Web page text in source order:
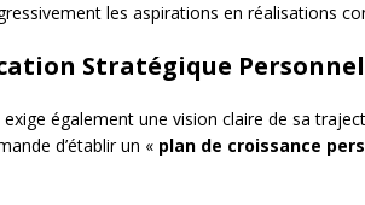
les aspirations en réalisations
Stratégique
exige également une vision claire de sa
d’établir un « plan de croissance